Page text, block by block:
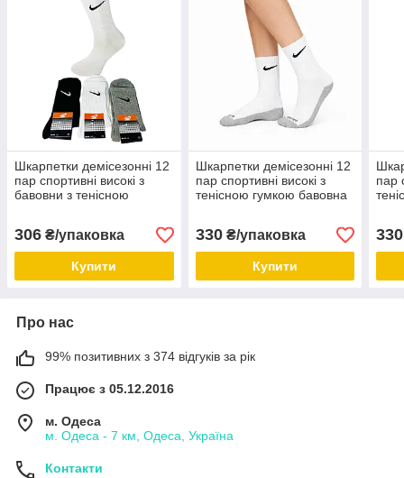
Шкарпетки демісезонні 12
пар спортивні високі з
бавовни з тенісною
розмір 36-39 мікс кольорів
306 ₴/упаковка
Купити
Шкарпетки демісезонні 12
пар спортивні високі з
тенісною гумкою бавовна
39 білі з сірою підошвою
330₴/упаковка
Купити
пар
330
Про нас
99% позитивних з 374 відгуків за рік
Працює з 05.12.2016
м. Одеса
м. Одеса - 7 км, Одеса, Україна
Контакти